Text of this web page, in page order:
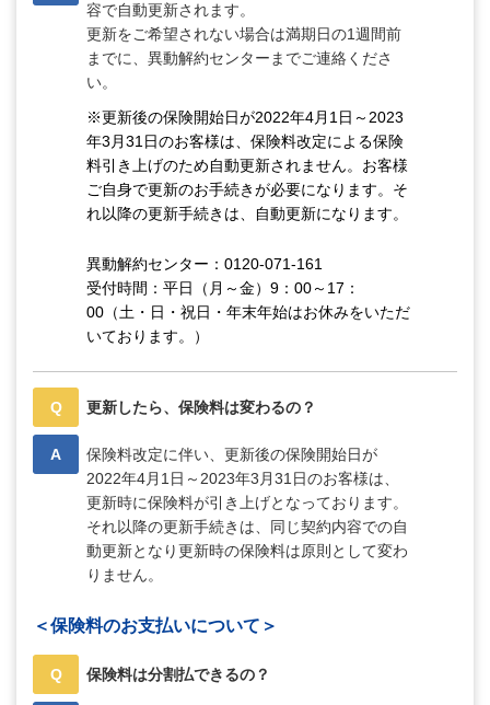
容で自動更新されます。
更新をご希望されない場合は満期日の1週間前
までに、異動解約センターまでご連絡くださ
い。
※更新後の保険開始日が2022年4月1日～2023
年3月31日のお客様は、保険料改定による保険
料引き上げのため自動更新されません。お客様
ご自身で更新のお手続きが必要になります。そ
れ以降の更新手続きは、自動更新になります。
異動解約センター：0120-071-161
受付時間：平日（月～金）9：00～17：
00（土・日・祝日・年末年始はお休みをいただ
いております。）
Q 更新したら、保険料は変わるの？
A
保険料改定に伴い、更新後の保険開始日が
2022年4月1日～2023年3月31日のお客様は、
更新時に保険料が引き上げとなっております。
それ以降の更新手続きは、同じ契約内容での自
動更新となり更新時の保険料は原則として変わ
りません。
＜保険料のお支払いについて＞
Q 保険料は分割払できるの？